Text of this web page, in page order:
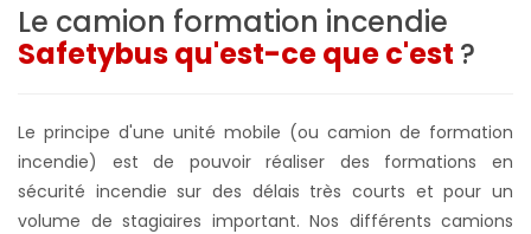
Le camion formation incendie
Safetybus qu'est-ce que c'est ?
Le principe d'une unité mobile (ou camion de formation
incendie) est de pouvoir réaliser des formations en
sécurité incendie sur des délais très courts et pour un
volume de stagiaires important. Nos différents camions